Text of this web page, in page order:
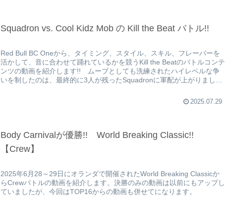
Squadron vs. Cool Kidz Mob の Kill the Beat バトル!!
Red Bull BC Oneから、タイミング、スタイル、スキル、フレーバーを
活かして、音に合わせて踊れているかを競うKill the Beatのバトルコンテ
ンツの動画を紹介します!! ムーブとしても洗練されたハイレベルな争
いを制したのは、最終的に3人が残ったSquadronに軍配が上がりまし
2025.07.29
Body Carnivalが優勝!! World Breaking Classic!!
【Crew】
2025年6月28～29日にオランダで開催されたWorld Breaking Classicか
らCrewバトルの動画を紹介します。決勝のみの動画は以前にもアップし
ていましたが、今回はTOP16からの動画も併せてになります。